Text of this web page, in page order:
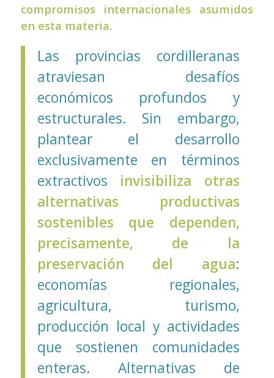
compromisos internacionales asumidos
en esta materia.
Las provincias cordilleranas
atraviesan desafíos
económicos profundos y
estructurales. Sin embargo,
plantear el desarrollo
exclusivamente en términos
extractivos invisibiliza otras
alternativas productivas
sostenibles que dependen,
precisamente, de la
preservación del agua:
economías regionales,
agricultura, turismo,
producción local y actividades
que sostienen comunidades
enteras. Alternativas de